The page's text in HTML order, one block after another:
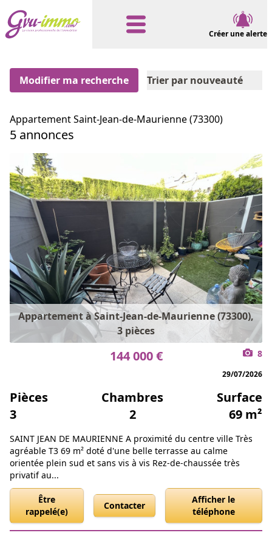
Créer une alerte
Modifier ma recherche Trier par nouveauté
Appartement Saint-Jean-de-Maurienne (73300)
5 annonces
Appartement à Saint-Jean-de-Maurienne (73300),
3 pièces
144 000 € 8
29/07/2026
Pièces
3
Chambres
2
Surface
69 m²
SAINT JEAN DE MAURIENNE A proximité du centre ville Très
agréable T3 69 m² doté d'une belle terrasse au calme
orientée plein sud et sans vis à vis Rez-de-chaussée très
privatif au...
Être
rappelé(e)
Contacter
Afficher le
téléphone